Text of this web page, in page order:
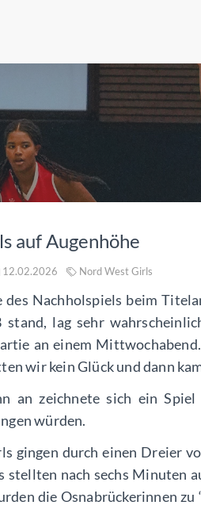
auf Augenhöhe
12.02.2026 Nord West Girls
des Nachholspiels beim
stand, lag sehr
an einem
wir kein Glück und dann
an zeichnete sich ein
würden.
gingen durch einen Dreier
stellten nach sechs Minuten
die Osnabrückerinnen